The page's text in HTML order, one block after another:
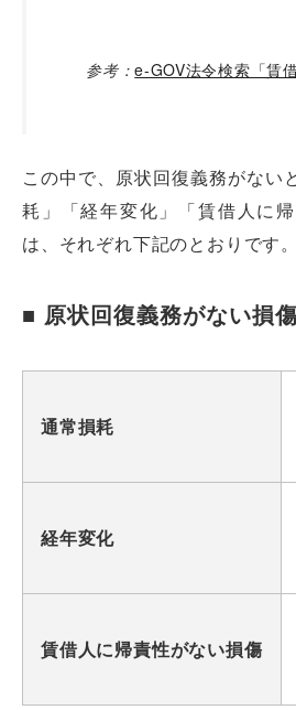
参考：e-GOV法令検索「賃
この中で、原状回復義務がない
耗」「経年変化」「賃借人に
は、それぞれ下記のとおりです。
■ 原状回復義務がない損
通常損耗
経年変化
賃借人に帰責性がない損傷